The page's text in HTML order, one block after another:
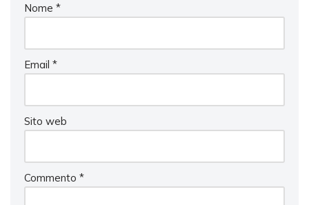
Nome *
Email *
Sito web
Commento *